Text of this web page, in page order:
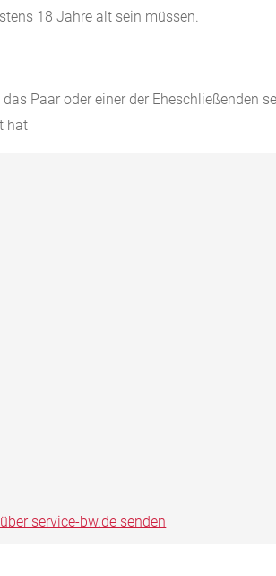
18 Jahre alt sein müssen.
Paar oder einer der Eheschließenden
hat
service-bw.de senden